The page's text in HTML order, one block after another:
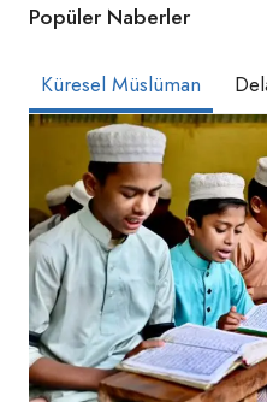
Popüler Naberler
Küresel Müslüman